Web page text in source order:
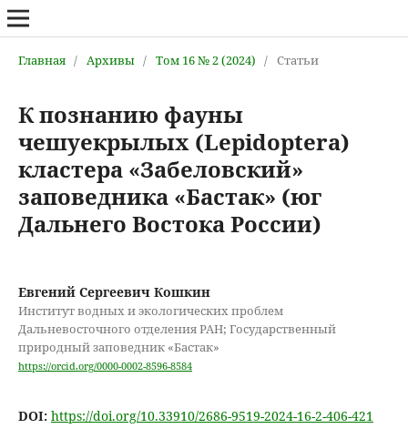
Главная / Архивы / Том 16 № 2 (2024) / Статьи
К познанию фауны
чешуекрылых (Lepidoptera)
кластера «Забеловский»
заповедника «Бастак» (юг
Дальнего Востока России)
Евгений Сергеевич Кошкин
Институт водных и экологических проблем
Дальневосточного отделения РАН; Государственный
природный заповедник «Бастак»
https://orcid.org/0000-0002-8596-8584
DOI: https://doi.org/10.33910/2686-9519-2024-16-2-406-421